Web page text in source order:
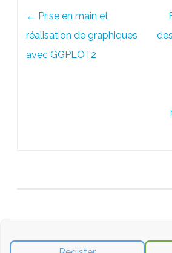
← Prise en main et
réalisation de graphiques
avec GGPLOT2